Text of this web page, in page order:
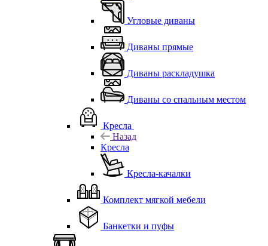
Угловые диваны
Диваны прямые
Диваны раскладушка
Диваны со спальным местом
Кресла
Назад
Кресла
Кресла-качалки
Комплект мягкой мебели
Банкетки и пуфы